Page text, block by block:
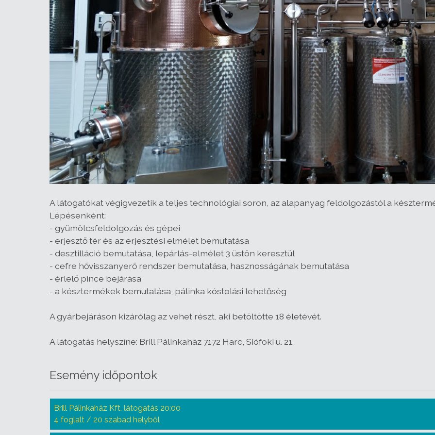
A látogatókat végigvezetik a teljes technológiai soron, az alapanyag feldolgozástól a
Lépésenként:
- gyümölcsfeldolgozás és gépei
- erjesztő tér és az erjesztési elmélet bemutatása
- desztilláció bemutatása, lepárlás-elmélet 3 üstön keresztül
- cefre hővisszanyerő rendszer bemutatása, hasznosságának bemutatása
- érlelő pince bejárása
- a késztermékek bemutatása, pálinka kóstolási lehetőség
A gyárbejáráson kizárólag az vehet részt, aki betöltötte 18 életévét.
A látogatás helyszíne: Brill Pálinkaház 7172 Harc, Siófoki u. 21.
Esemény időpontok
Brill Pálinkaház Kft. látogatás 20:00
4 foglalt / 20 szabad helyből